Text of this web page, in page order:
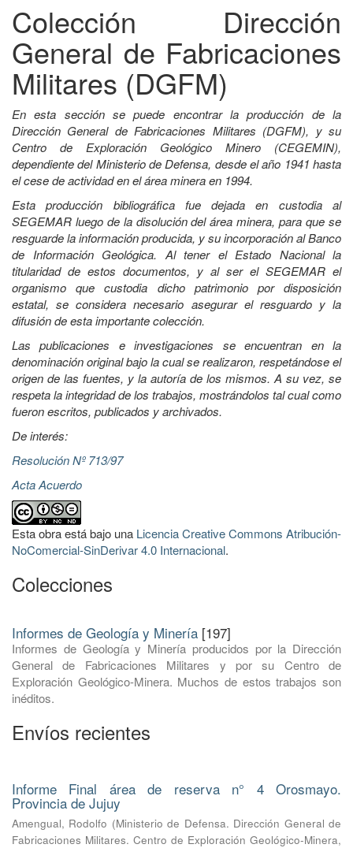
Colección Dirección
General de Fabricaciones
Militares (DGFM)
En esta sección se puede encontrar la producción de la
Dirección General de Fabricaciones Militares (DGFM), y su
Centro de Exploración Geológico Minero (CEGEMIN),
dependiente del Ministerio de Defensa, desde el año 1941 hasta
el cese de actividad en el área minera en 1994.
Esta producción bibliográfica fue dejada en custodia al
SEGEMAR luego de la disolución del área minera, para que se
resguarde la información producida, y su incorporación al Banco
de Información Geológica. Al tener el Estado Nacional la
titularidad de estos documentos, y al ser el SEGEMAR el
organismo que custodia dicho patrimonio por disposición
estatal, se considera necesario asegurar el resguardo y la
difusión de esta importante colección.
Las publicaciones e investigaciones se encuentran en la
denominación original bajo la cual se realizaron, respetándose el
origen de las fuentes, y la autoría de los mismos. A su vez, se
respeta la integridad de los trabajos, mostrándolos tal cual como
fueron escritos, publicados y archivados.
De interés:
Resolución Nº 713/97
Acta Acuerdo
Esta obra está bajo una Licencia Creative Commons Atribución-
NoComercial-SinDerivar 4.0 Internacional.
Colecciones
Informes de Geología y Minería [197]
Informes de Geología y Minería producidos por la Dirección
General de Fabricaciones Militares y por su Centro de
Exploración Geológico-Minera. Muchos de estos trabajos son
inéditos.
Envíos recientes
Informe Final área de reserva n° 4 Orosmayo.
Provincia de Jujuy
Amengual, Rodolfo (Ministerio de Defensa. Dirección General de
Fabricaciones Militares. Centro de Exploración Geológico-Minera,